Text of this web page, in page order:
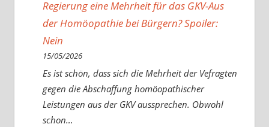
Regierung eine Mehrheit für das GKV-Aus
der Homöopathie bei Bürgern? Spoiler:
Nein
15/05/2026
Es ist schön, dass sich die Mehrheit der Vefragten
gegen die Abschaffung homöopathischer
Leistungen aus der GKV aussprechen. Obwohl
schon…